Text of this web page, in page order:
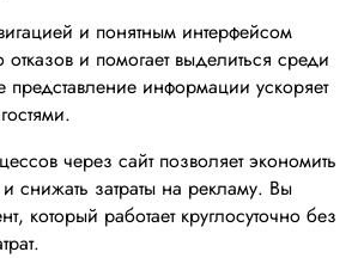
и понятным интерфейсом
отказов и помогает выделиться среди
представление информации ускоряет
через сайт позволяет экономить
снижать затраты на рекламу. Вы
который работает круглосуточно без